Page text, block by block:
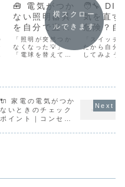
🧰 電気がつか
ない照明器具
を自分で直せ
る？修理の可
否と注意点
「照明が突然つか
なくなった💡」
「電球を替えても
夜、部屋が真っ暗
のままだと本当に
不便ですよね。 で
も、焦って分解し
🧑‍🔧 DIY
気を直す
危険？自
やって
ない修理
【プロが
「スイッチ
たから自分
してみよう
ります。
DIY動画も
横スクロー
ルできます
🔌 家電の電気がつか
ないときのチェック
ポイント｜コンセン